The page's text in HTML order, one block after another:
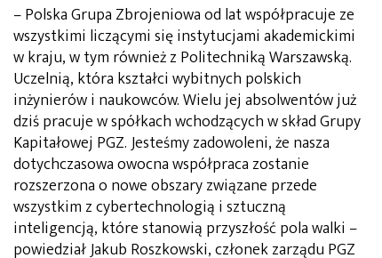
– Polska Grupa Zbrojeniowa od lat współpracuje ze
wszystkimi liczącymi się instytucjami akademickimi
w kraju, w tym również z Politechniką Warszawską.
Uczelnią, która kształci wybitnych polskich
inżynierów i naukowców. Wielu jej absolwentów już
dziś pracuje w spółkach wchodzących w skład Grupy
Kapitałowej PGZ. Jesteśmy zadowoleni, że nasza
dotychczasowa owocna współpraca zostanie
rozszerzona o nowe obszary związane przede
wszystkim z cybertechnologią i sztuczną
inteligencją, które stanowią przyszłość pola walki –
powiedział Jakub Roszkowski, członek zarządu PGZ